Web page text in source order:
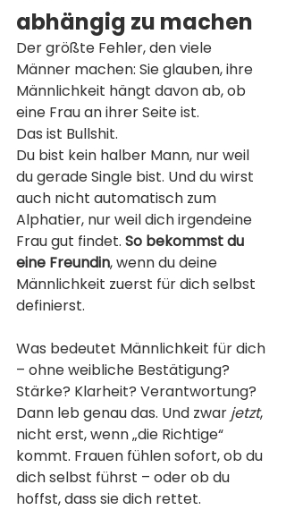
abhängig zu machen
Der größte Fehler, den viele
Männer machen: Sie glauben, ihre
Männlichkeit hängt davon ab, ob
eine Frau an ihrer Seite ist.
Das ist Bullshit.
Du bist kein halber Mann, nur weil
du gerade Single bist. Und du wirst
auch nicht automatisch zum
Alphatier, nur weil dich irgendeine
Frau gut findet. So bekommst du
eine Freundin, wenn du deine
Männlichkeit zuerst für dich selbst
definierst.
Was bedeutet Männlichkeit für dich
– ohne weibliche Bestätigung?
Stärke? Klarheit? Verantwortung?
Dann leb genau das. Und zwar jetzt,
nicht erst, wenn „die Richtige“
kommt. Frauen fühlen sofort, ob du
dich selbst führst – oder ob du
hoffst, dass sie dich rettet.